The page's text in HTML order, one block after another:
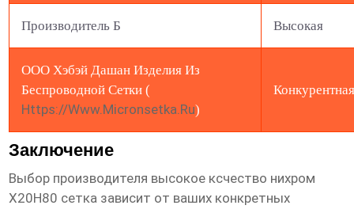
Производитель Б Высокая
ООО Хэбэй Дашан Изделия Из
Беспроводной Сетки (
Https://www.micronsetka.ru)
Заключение
Выбор производителя высокое ксчество нихром
Х20Н80 сетка зависит от ваших конкретных